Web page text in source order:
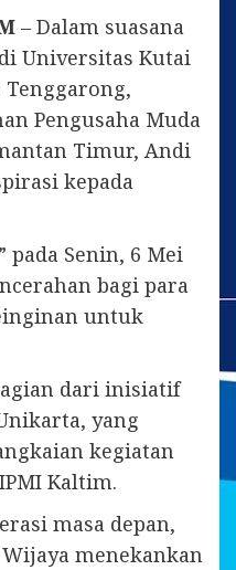
– Dalam suasana
Universitas Kutai
Pengusaha Muda
Timur, Andi
kepada
pada Senin, 6 Mei
bagi para
untuk
dari inisiatif
yang
kegiatan
Kaltim.
masa depan,
menekankan